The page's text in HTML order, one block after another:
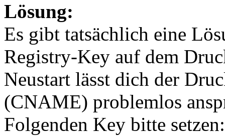
Lösung:
Es gibt tatsächlich eine
Registry-Key auf dem
Neustart lässt dich der
(CNAME) problemlos
Folgenden Key bitte setzen: